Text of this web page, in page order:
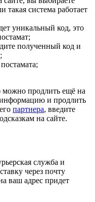
такая система работает
уникальный код, это
полученный код и
можно продлить ещё на
и продлить
партнера, введите
на сайте.
служба и
через почту
ваш адрес придет